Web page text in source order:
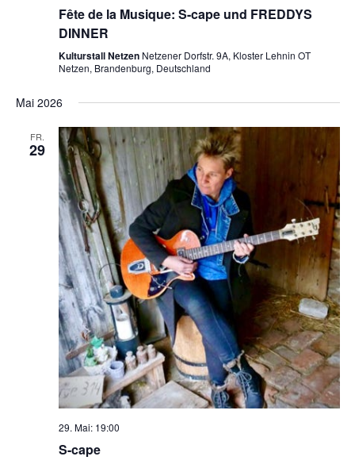
Fête de la Musique: S-cape und FREDDYS
DINNER
Kulturstall Netzen Netzener Dorfstr. 9A, Kloster Lehnin OT
Netzen, Brandenburg, Deutschland
Mai 2026
FR.
29
29. Mai: 19:00
S-cape